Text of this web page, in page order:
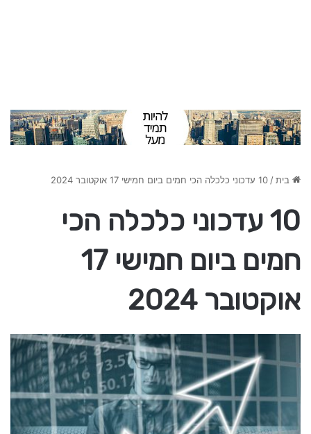
בית/10 עדכוני כלכלה הכי חמים ביום חמישי 17 אוקטובר 2024
10 עדכוני כלכלה הכי
חמים ביום חמישי 17
אוקטובר 2024